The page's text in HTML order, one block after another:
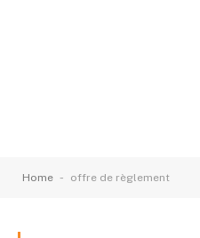
Home - offre de règlement